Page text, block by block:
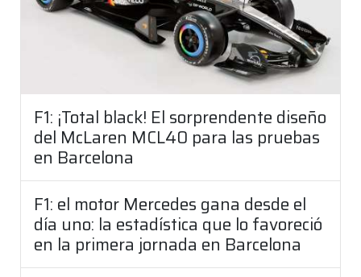
F1: ¡Total black! El sorprendente diseño
del McLaren MCL40 para las pruebas
en Barcelona
F1: el motor Mercedes gana desde el
día uno: la estadística que lo favoreció
en la primera jornada en Barcelona